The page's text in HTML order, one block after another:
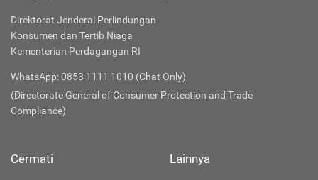
Direktorat Jenderal Perlindungan
Konsumen dan Tertib Niaga
Kementerian Perdagangan RI
WhatsApp: 0853 1111 1010 (Chat Only)
(Directorate General of Consumer Protection and Trade
Compliance)
Cermati Lainnya